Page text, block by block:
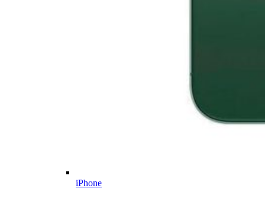
iPhone